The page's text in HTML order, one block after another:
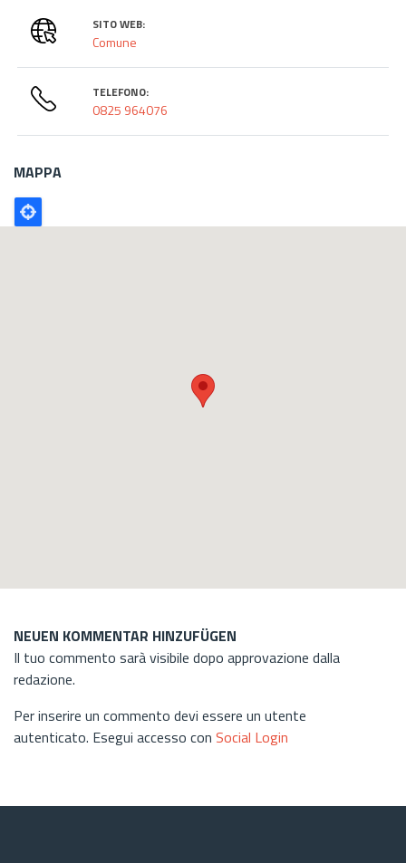
SITO WEB:
Comune
TELEFONO:
0825 964076
MAPPA
Poligono
GEO
NEUEN KOMMENTAR HINZUFÜGEN
Il tuo commento sarà visibile dopo approvazione dalla
redazione.
Per inserire un commento devi essere un utente
autenticato. Esegui accesso con Social Login